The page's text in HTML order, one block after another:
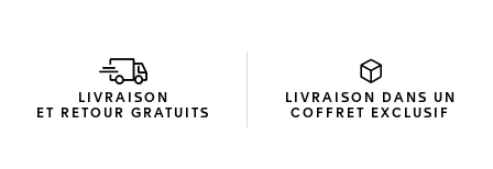
LIVRAISON
ET RETOUR GRATUITS
LIVRAISON DANS UN
COFFRET EXCLUSIF